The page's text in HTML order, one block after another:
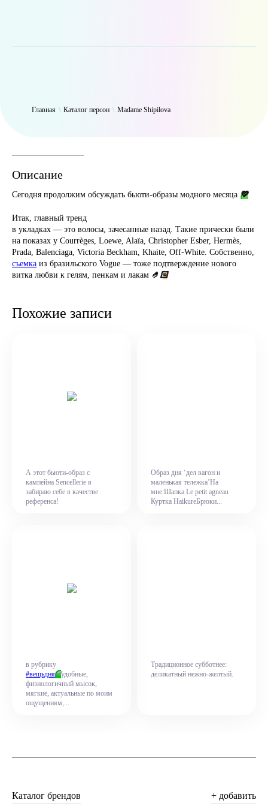
Главная \ Каталог персон \ Madame Shipilova
Описание
Сегодня продолжим обсуждать бьюти-образы модного месяца 💚
Итак, главный тренд
в укладках — это волосы, зачесанные назад. Такие прически были
на показах у Courrèges, Loewe, Alaïa, Christopher Esber, Hermès,
Prada, Balenciaga, Victoria Beckham, Khaite, Off-White. Собственно,
съемка из бразильского Vogue — тоже подтверждение нового
витка любви к гелям, пенкам и лакам 🤌🏻
Похожие записи
А этот бьюти-образ с
кампейна Sencellerie я
забираю себе в качестве
референса!
Образ дня ‘дел вагон и
маленькая тележка’На
мне:Шапка Le petit agneau
Куртка HaikureБрюки...
в рубрику
#вещьдня✅удобные,
физиологичный мысок,
мягкие, актуальные по моим
ощущениям,...
Традиционное субботнее:
деликатный нежно-желтый.
Каталог брендов + добавить